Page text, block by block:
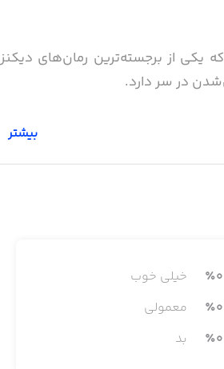
که نخستین‌بار در سال ۱۸۶۱ منتشر شد. این اثر که یکی از برجسته‌ترین رمان‌های دیکنز
در سر دارد.
بیشتر
٪0
خیلی خوب
٪0
معمولی
٪0 بد